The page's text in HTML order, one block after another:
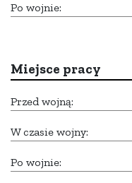
Po wojnie:
Miejsce pracy
Przed wojną:
W czasie wojny:
Po wojnie: